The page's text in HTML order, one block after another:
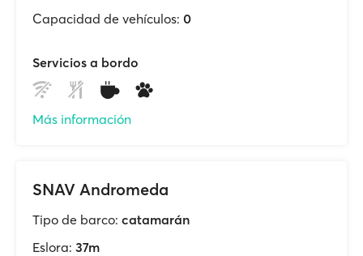
Capacidad de vehículos: 0
Servicios a bordo
Más información
SNAV Andromeda
Tipo de barco: catamarán
Eslora: 37m